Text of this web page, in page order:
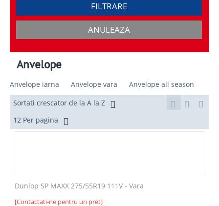
FILTRARE
ANULEAZA
Anvelope
Anvelope iarna Anvelope vara
Anvelope all season
Sortati crescator de la A la Z
12 Per pagina
Dunlop SP MAXX 275/55R19 111V - Vara
[Contactati-ne pentru un pret]